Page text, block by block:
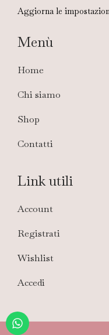
Aggiorna le
Menù
Home
Chi siamo
Shop
Contatti
Link utili
Account
Registrati
Wishlist
Accedi